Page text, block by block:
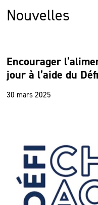
Nouvelles
Encourager
jour à l’aide du
30 mars 2025